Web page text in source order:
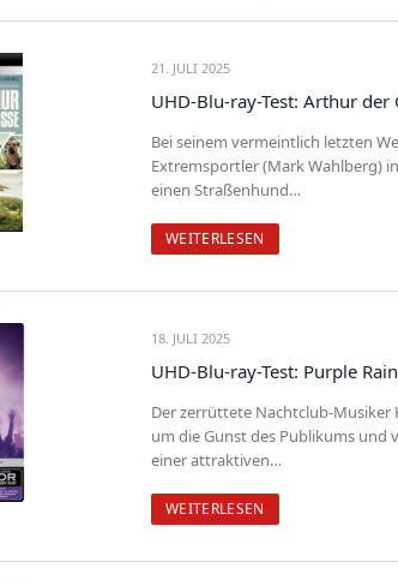
21. JULI 2025
UHD-Blu-ray-Test: Arthur der
Bei seinem vermeintlich letzten
Extremsportler (Mark Wahlberg)
einen Straßenhund…
WEITERLESEN
18. JULI 2025
UHD-Blu-ray-Test: Purple Rain
Der zerrüttete Nachtclub-Musiker
um die Gunst des Publikums und
einer attraktiven…
WEITERLESEN